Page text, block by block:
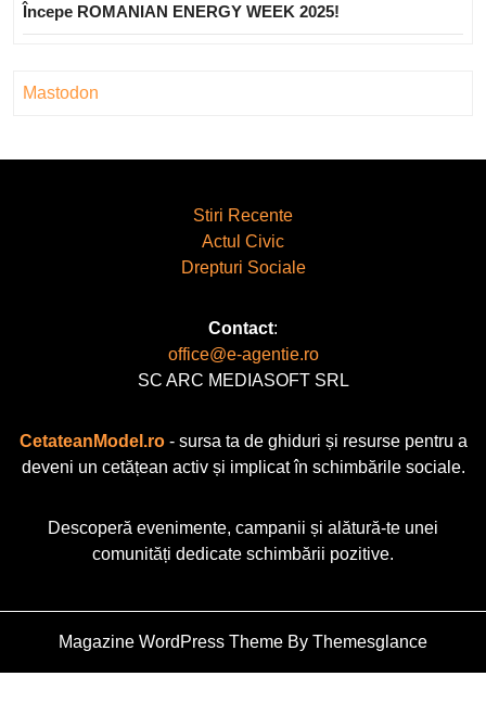
Începe ROMANIAN ENERGY WEEK 2025!
Mastodon
Stiri Recente
Actul Civic
Drepturi Sociale
Contact:
office@e-agentie.ro
SC ARC MEDIASOFT SRL
CetateanModel.ro- sursa ta de ghiduri și resurse pentru a
deveni un cetățean activ și implicat în schimbările sociale.
Descoperă evenimente, campanii și alătură-te unei
comunități dedicate schimbării pozitive.
Magazine WordPress Theme By Themesglance